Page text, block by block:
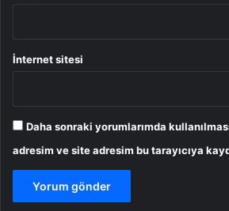
İnternet sitesi
Daha sonraki yorumlarımda
adresim ve site adresim bu tarayıcıya